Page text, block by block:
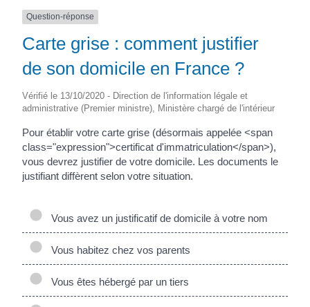
Question-réponse
Carte grise : comment justifier
de son domicile en France ?
Vérifié le 13/10/2020 - Direction de l'information légale et
administrative (Premier ministre), Ministère chargé de l'intérieur
Pour établir votre carte grise (désormais appelée <span
class="expression">certificat d'immatriculation</span>),
vous devrez justifier de votre domicile. Les documents le
justifiant diffèrent selon votre situation.
Vous avez un justificatif de domicile à votre nom
Vous habitez chez vos parents
Vous êtes hébergé par un tiers